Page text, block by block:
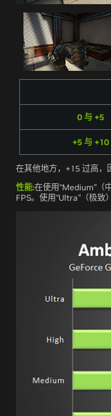
0 与 +5
+5 与 +10
在其他地方，+15 过高，
性能:在使用“Medium”（
FPS。使用“Ultra”（极